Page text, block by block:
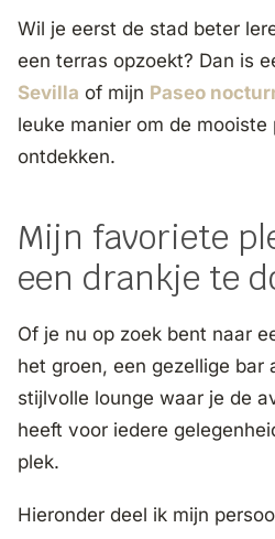
Wil je eerst de stad beter
een terras opzoekt? Dan is
Sevilla of mijn Paseo
leuke manier om de
ontdekken.
Mijn favoriete
een drankje te
Of je nu op zoek bent naar
het groen, een gezellige bar
stijlvolle lounge waar je de
heeft voor iedere
plek.
Hieronder deel ik mijn